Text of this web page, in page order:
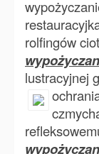
rolfingów
lustracyjnej